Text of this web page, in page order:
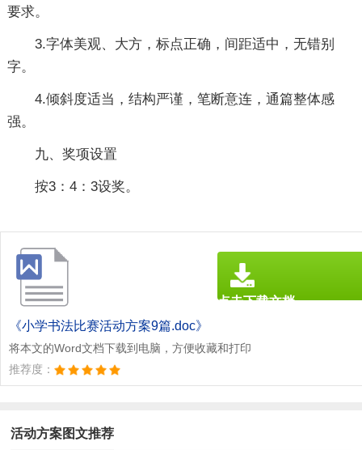
要求。
3.字体美观、大方，标点正确，间距适中，无错别
字。
4.倾斜度适当，结构严谨，笔断意连，通篇整体感
强。
九、奖项设置
按3：4：3设奖。
《小学书法比赛活动方案9篇.doc》
将本文的Word文档下载到电脑，方便收藏和打印
推荐度：
点击下载文档
活动方案图文推荐